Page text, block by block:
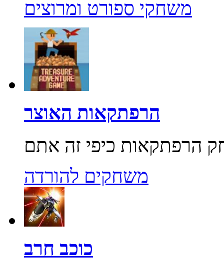
משחקי ספורט ומרוצים
הרפתקאות האוצר
משחקים להורדה
כוכב חרב